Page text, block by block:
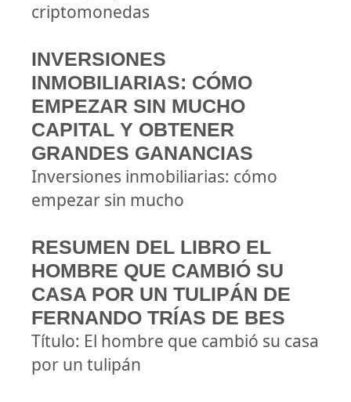
criptomonedas
INVERSIONES
INMOBILIARIAS: CÓMO
EMPEZAR SIN MUCHO
CAPITAL Y OBTENER
GRANDES GANANCIAS
Inversiones inmobiliarias: cómo
empezar sin mucho
RESUMEN DEL LIBRO EL
HOMBRE QUE CAMBIÓ SU
CASA POR UN TULIPÁN DE
FERNANDO TRÍAS DE BES
Título: El hombre que cambió su casa
por un tulipán